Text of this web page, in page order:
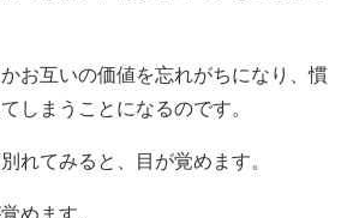
お互いの価値を忘れがちになり、慣
しまうことになるのです。
れてみると、目が覚めます。
めます。